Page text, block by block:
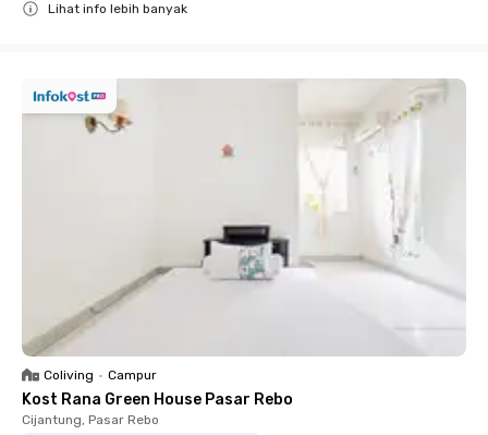
Lihat info lebih banyak
Coliving • Campur
Kost Rana Green House Pasar Rebo
Cijantung, Pasar Rebo